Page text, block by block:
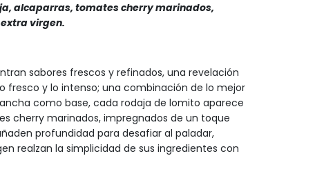
alcaparras, tomates cherry marinados,
virgen.
sabores frescos y refinados, una revelación
fresco y lo intenso; una combinación de lo mejor
como base, cada rodaja de lomito aparece
cherry marinados, impregnados de un toque
profundidad para desafiar al paladar,
realzan la simplicidad de sus ingredientes con